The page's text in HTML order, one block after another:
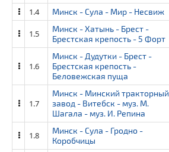
1.4 Минск - Сула - Мир - Несвиж
1.5
Минск - Хатынь - Брест -
Брестская крепость - 5 Форт
1.6
Минск - Дудутки - Брест -
Брестская крепость -
Беловежская пуща
1.7
Минск - Минский тракторный
завод - Витебск - муз. М.
Шагала - муз. И. Репина
1.8
Минск - Сула - Гродно -
Коробчицы